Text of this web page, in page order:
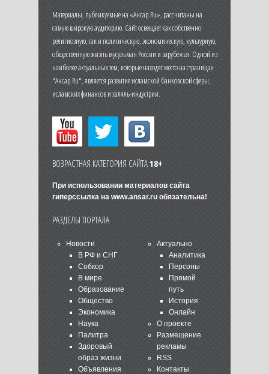
Материалы, публикуемые на «Ансар.Ru», рассчитаны на
самую широкую аудиторию. Сайт освещает как собственно
религиозную, так и политическую, экономическую, культурную,
общественную жизнь мусульман России и зарубежья. Одной из
наиболее актуальных тем, которые находят место на страницах
"Ансар.Ru", является развитие исламской банковской сферы,
исламских финансов и халяль-индустрии.
ВОЗРАСТНАЯ КАТЕГОРИЯ САЙТА18+
При использовании материалов сайта
гиперссылка на www.ansar.ruобязательна!
РАЗДЕЛЫ ПОРТАЛА
Новости
В РФ и СНГ
Собкор
В мире
Образование
Общество
Экономика
Наука
Палитра
Здоровый
образ жизни
Объявления
Актуально
Аналитика
Персоны
Прямой
путь
История
Онлайн
О проекте
Размещение
рекламы
RSS
Контакты